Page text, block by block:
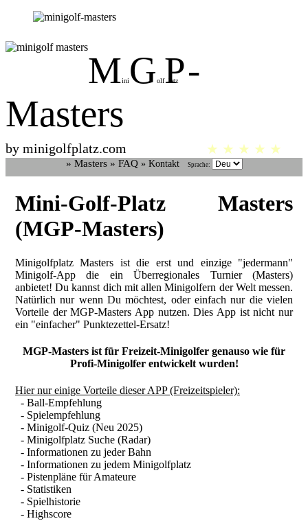
Mini GolfPlatz-
Masters
by minigolfplatz.com ★ ★ ★ ★ ★
» Masters » FAQ » Kontakt Sprache:
Mini-Golf-Platz Masters
(MGP-Masters)
Minigolfplatz Masters ist die erst und einzige "jedermann"
Minigolf-App die ein Überregionales Turnier (Masters)
anbietet! Du kannst dich mit allen Minigolfern der Welt messen.
Natürlich nur wenn Du möchtest, oder einfach nur die vielen
Vorteile der MGP-Masters App nutzen. Dies App ist nicht nur
ein "einfacher" Punktezettel-Ersatz!
MGP-Masters ist für Freizeit-Minigolfer genauso wie für
Profi-Minigolfer entwickelt wurden!
Hier nur einige Vorteile dieser APP (Freizeitspieler):
- Ball-Empfehlung
- Spielempfehlung
- Minigolf-Quiz (Neu 2025)
- Minigolfplatz Suche (Radar)
- Informationen zu jeder Bahn
- Informationen zu jedem Minigolfplatz
- Pistenpläne für Amateure
- Statistiken
- Spielhistorie
- Highscore